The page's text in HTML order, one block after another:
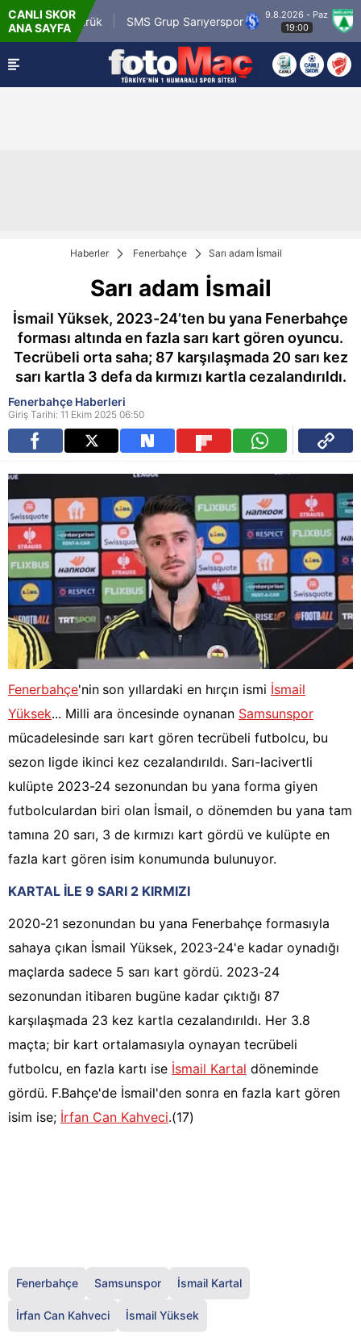
CANLI SKOR
ANA SAYFA
Karagümrük SMS Grup Sarıyerspor
9.8.2026 - Paz
Haberler Fenerbahçe Sarı adam İsmail
Sarı adam İsmail
İsmail Yüksek, 2023-24’ten bu yana Fenerbahçe
forması altında en fazla sarı kart gören oyuncu.
Tecrübeli orta saha; 87 karşılaşmada 20 sarı kez
sarı kartla 3 defa da kırmızı kartla cezalandırıldı.
Fenerbahçe Haberleri
Giriş Tarihi: 11 Ekim 2025 06:50
Fenerbahçe'nin son yıllardaki en hırçın ismi İsmail
Yüksek... Milli ara öncesinde oynanan Samsunspor
mücadelesinde sarı kart gören tecrübeli futbolcu, bu
sezon ligde ikinci kez cezalandırıldı. Sarı-lacivertli
kulüpte 2023-24 sezonundan bu yana forma giyen
futbolculardan biri olan İsmail, o dönemden bu yana tam
tamına 20 sarı, 3 de kırmızı kart gördü ve kulüpte en
fazla kart gören isim konumunda bulunuyor.
KARTAL İLE 9 SARI 2 KIRMIZI
2020-21 sezonundan bu yana Fenerbahçe formasıyla
sahaya çıkan İsmail Yüksek, 2023-24'e kadar oynadığı
maçlarda sadece 5 sarı kart gördü. 2023-24
sezonundan itibaren bugüne kadar çıktığı 87
karşılaşmada 23 kez kartla cezalandırıldı. Her 3.8
maçta; bir kart ortalamasıyla oynayan tecrübeli
futbolcu, en fazla kartı ise İsmail Kartal döneminde
gördü. F.Bahçe'de İsmail'den sonra en fazla kart gören
isim ise; İrfan Can Kahveci.(17)
Fenerbahçe Samsunspor İsmail Kartal
İrfan Can Kahveci İsmail Yüksek